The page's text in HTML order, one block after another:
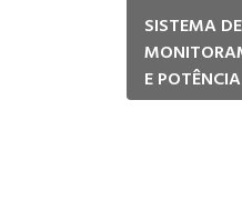
SISTEMA DE
E POTÊNCIA